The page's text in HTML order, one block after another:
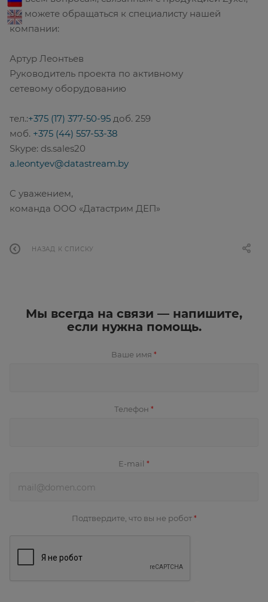
вы можете обращаться к специалисту нашей
компании:
Артур Леонтьев
Руководитель проекта по активному
сетевому оборудованию
тел.:+375 (17) 377-50-95 доб. 259
моб. +375 (44) 557-53-38
Skype: ds.sales20
a.leontyev@datastream.by
C уважением,
команда ООО «Датастрим ДЕП»
НАЗАД К СПИСКУ
Мы всегда на связи — напишите,
если нужна помощь.
Ваше имя *
Телефон *
E-mail *
Подтвердите, что вы не робот *